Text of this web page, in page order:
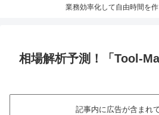
業務効率化して自由時間を作
相場解析予測！「Tool-
記事内に広告が含まれ